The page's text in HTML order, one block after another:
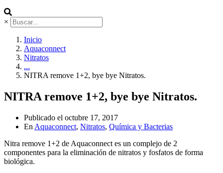
×
Inicio
Aquaconnect
Nitratos
...
NITRA remove 1+2, bye bye Nitratos.
NITRA remove 1+2, bye bye Nitratos.
Publicado el octubre 17, 2017
En Aquaconnect, Nitratos, Química y Bacterias
Nitra remove 1+2 de Aquaconnect es un complejo de 2
componentes para la eliminación de nitratos y fosfatos de forma
biológica.